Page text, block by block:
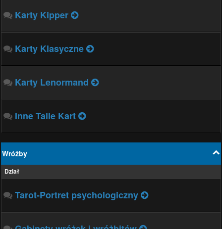
Karty Kipper
Karty Klasyczne
Karty Lenormand
Inne Talie Kart
Wróżby
Dział
Tarot-Portret psychologiczny